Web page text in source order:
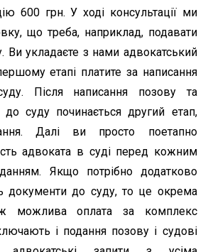
600 грн. У ході консультації ми
що треба, наприклад, подавати
Ви укладаєте з нами адвокатський
етапі платите за написання
Після написання позову та
до суду починається другий етап,
Далі ви просто поетапно
адвоката в суді перед кожним
Якщо потрібно додатково
документи до суду, то це окрема
можлива оплата за комплекс
і подання позову і судові